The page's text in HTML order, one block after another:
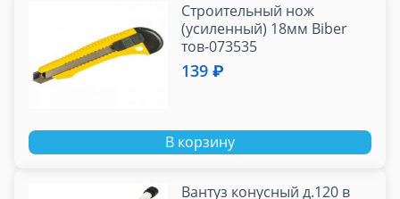
Строительный нож
(усиленный) 18мм Biber
тов-073535
139 ₽
В корзину
Вантуз конусный д.120 в